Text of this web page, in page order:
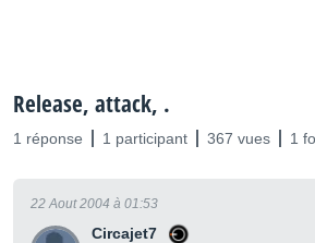
Release, attack, .
1 réponse 1 participant 367 vues 1
Circajet7
22 Aout 2004 à 01:53